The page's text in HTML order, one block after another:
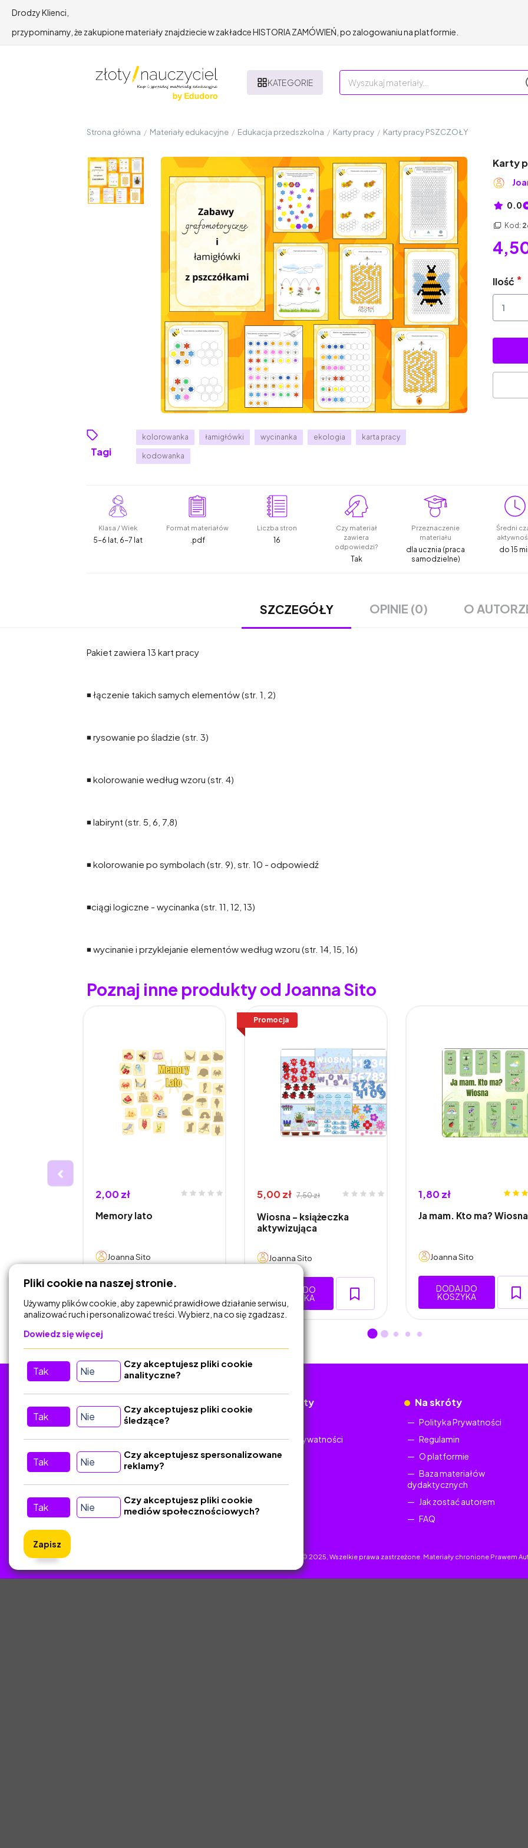
Drodzy Klienci,
przypominamy, że zakupione materiały znajdziecie w zakładce HISTORIA ZAMÓWIEŃ, po zalogowaniu na platformie.
KATEGORIE
Strona główna / Materiały edukacyjne / Edukacja przedszkolna / Karty pracy / Karty pracy PSZCZOŁY
Tagi
kolorowanka łamigłówki wycinanka ekologia karta pracy
kodowanka
Karty
0.0
Kod:
Ilość
Klasa / Wiek
5-6 lat, 6-7 lat
Format materiałów
.pdf
Liczba stron
16
Czy materiał
zawiera
odpowiedzi?
Tak
Przeznaczenie
materiału
dla ucznia (praca
samodzielne)
Średni
do 15
SZCZEGÓŁY OPINIE (0) O
Pakiet zawiera 13 kart pracy
◾ łączenie takich samych elementów (str. 1, 2)
◾ rysowanie po śladzie (str. 3)
◾ kolorowanie według wzoru (str. 4)
◾ labirynt (str. 5, 6, 7,8)
◾ kolorowanie po symbolach (str. 9), str. 10 - odpowiedź
◾ciągi logiczne - wycinanka (str. 11, 12, 13)
◾ wycinanie i przyklejanie elementów według wzoru (str. 14, 15, 16)
Poznaj inne produkty od Joanna Sito
2,00 zł
Memory lato
Joanna Sito
DODAJ DO
Promocja
5,00 zł 7,50 zł
Wiosna - książeczka
aktywizująca
Joanna Sito
DODAJ DO
KOSZYKA
1,80 zł
Ja mam. Kto ma? Wiosna
Joanna Sito
DODAJ DO
KOSZYKA
Kontakt
Dokumenty
Polityka Prywatności
Na skróty
Polityka Prywatności
Regulamin
O platformie
Baza materiałów
dydaktycznych
Jak zostać autorem
FAQ
ZlotyNauczyciel.pl © 2025, Wszelkie prawa zastrzeżone. Materiały chronione Prawem
Pliki cookie na naszej stronie.
Używamy plików cookie, aby zapewnić prawidłowe działanie serwisu,
analizować ruch i personalizować treści. Wybierz, na co się zgadzasz.
Dowiedz się więcej
Tak Nie
Czy akceptujesz pliki cookie
analityczne?
Tak Nie
Czy akceptujesz pliki cookie
śledzące?
Tak Nie
Czy akceptujesz spersonalizowane
reklamy?
Tak Nie
Czy akceptujesz pliki cookie
mediów społecznościowych?
Zapisz